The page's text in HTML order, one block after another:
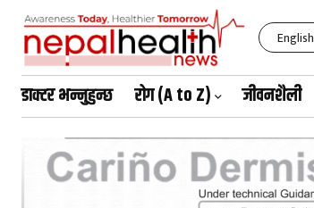
English
शनिबार, साउन २३, २०८३
डाक्टर भन्नुहुन्छ रोग (A to Z) जीवनशैली